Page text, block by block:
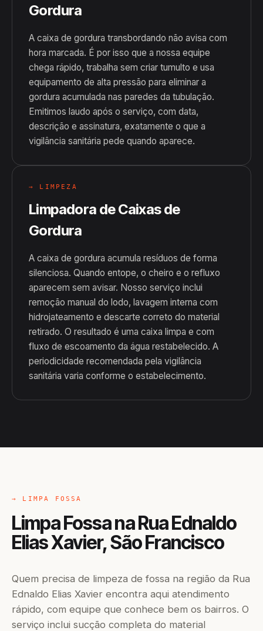
Gordura
A caixa de gordura transbordando não avisa com
hora marcada. É por isso que a nossa equipe
chega rápido, trabalha sem criar tumulto e usa
equipamento de alta pressão para eliminar a
gordura acumulada nas paredes da tubulação.
Emitimos laudo após o serviço, com data,
descrição e assinatura, exatamente o que a
vigilância sanitária pede quando aparece.
→ LIMPEZA
Limpadora de Caixas de
Gordura
A caixa de gordura acumula resíduos de forma
silenciosa. Quando entope, o cheiro e o refluxo
aparecem sem avisar. Nosso serviço inclui
remoção manual do lodo, lavagem interna com
hidrojateamento e descarte correto do material
retirado. O resultado é uma caixa limpa e com
fluxo de escoamento da água restabelecido. A
periodicidade recomendada pela vigilância
sanitária varia conforme o estabelecimento.
→ LIMPA FOSSA
Limpa Fossa na Rua Ednaldo
Elias Xavier, São Francisco
Quem precisa de limpeza de fossa na região da Rua
Ednaldo Elias Xavier encontra aqui atendimento
rápido, com equipe que conhece bem os bairros. O
serviço inclui sucção completa do material